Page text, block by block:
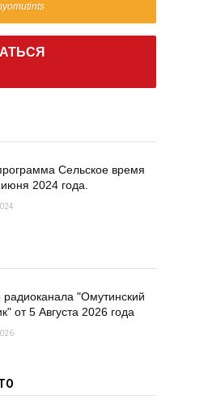
Сельское время
2024 года.
"Омутинский
от 5 Августа 2026 года